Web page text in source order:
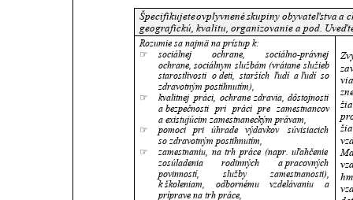
Špecifikujeteovplyvnenéskupiny obyvateľstva a
geografickú, kvalitu, organizovanie a pod.
Rozumie sa najmä na prístup k:
☞
sociálnej ochrane,
sociálno-právnej
ochrane, sociálnym službám (vrátane služieb
starostlivosti o deti, starších ľudí a ľudí so
zdravotným postihnutím),
☞
kvalitnej práci, ochrane zdravia, dôstojnosti
a bezpečnosti pri práci pre zamestnancov
a existujúcim zamestnaneckým právam,
☞
pomoci pri úhrade výdavkov
súvisiacich
so zdravotným postihnutím,
☞
zamestnaniu, na trh práce (napr. uľahčenie
zosúladenia
rodinných
a pracovných
povinností,
služby
zamestnanosti),
k školeniam,
odbornému vzdelávaniu
a
príprave na trh práce,